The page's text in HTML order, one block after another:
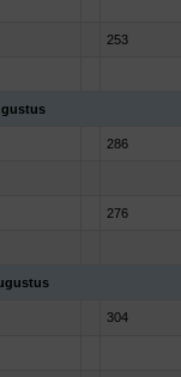
253
286
276
304